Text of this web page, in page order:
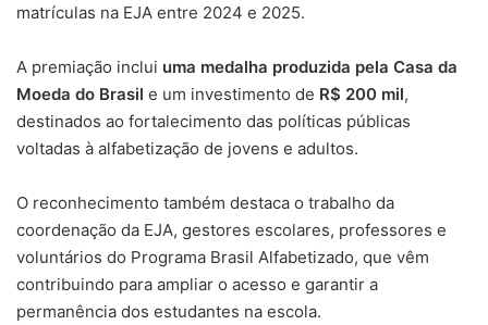
matrículas na EJA entre 2024 e 2025.
A premiação inclui uma medalha produzida pela Casa da
Moeda do Brasil e um investimento de R$ 200 mil,
destinados ao fortalecimento das políticas públicas
voltadas à alfabetização de jovens e adultos.
O reconhecimento também destaca o trabalho da
coordenação da EJA, gestores escolares, professores e
voluntários do Programa Brasil Alfabetizado, que vêm
contribuindo para ampliar o acesso e garantir a
permanência dos estudantes na escola.